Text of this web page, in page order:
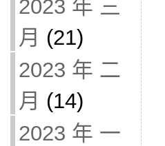
2023 年 三
月 (21)
2023 年 二
月 (14)
2023 年 一